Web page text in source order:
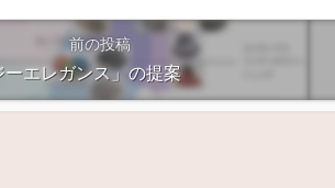
る
前の投稿
ーエレガンス」の提案